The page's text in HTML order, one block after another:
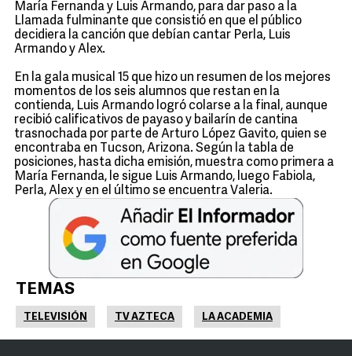
María Fernanda y Luis Armando, para dar paso a la
Llamada fulminante que consistió en que el público
decidiera la canción que debían cantar Perla, Luis
Armando y Alex.
En la gala musical 15 que hizo un resumen de los mejores
momentos de los seis alumnos que restan en la
contienda, Luis Armando logró colarse a la final, aunque
recibió calificativos de payaso y bailarín de cantina
trasnochada por parte de Arturo López Gavito, quien se
encontraba en Tucson, Arizona. Según la tabla de
posiciones, hasta dicha emisión, muestra como primera a
María Fernanda, le sigue Luis Armando, luego Fabiola,
Perla, Alex y en el último se encuentra Valeria.
TEMAS
TELEVISIÓN TV AZTECA LA ACADEMIA